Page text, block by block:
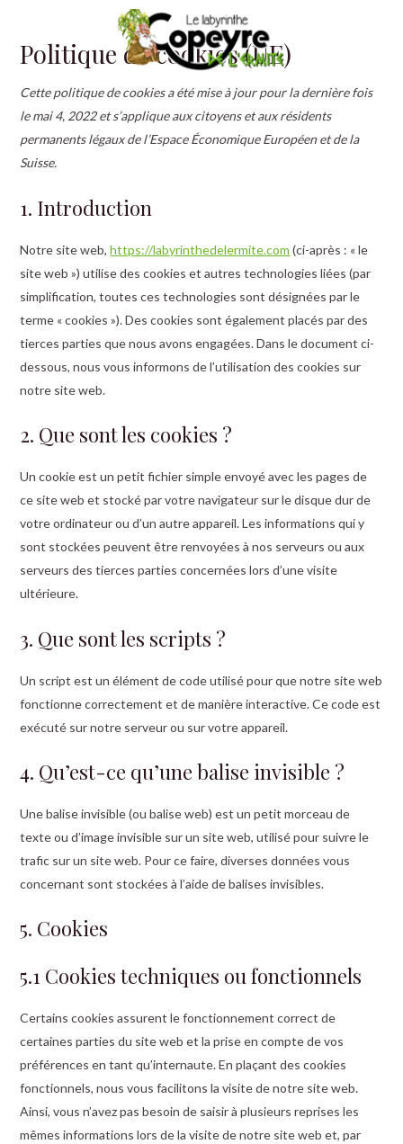
contenu
Politique de cookies (UE)
Cette politique de cookies a été mise à jour pour la dernière fois
le mai 4, 2022 et s’applique aux citoyens et aux résidents
permanents légaux de l’Espace Économique Européen et de la
Suisse.
1. Introduction
Notre site web,https://labyrinthedelermite.com (ci-après : « le
site web ») utilise des cookies et autres technologies liées (par
simplification, toutes ces technologies sont désignées par le
terme « cookies »). Des cookies sont également placés par des
tierces parties que nous avons engagées. Dans le document ci-
dessous, nous vous informons de l’utilisation des cookies sur
notre site web.
2. Que sont les cookies ?
Un cookie est un petit fichier simple envoyé avec les pages de
ce site web et stocké par votre navigateur sur le disque dur de
votre ordinateur ou d’un autre appareil. Les informations qui y
sont stockées peuvent être renvoyées à nos serveurs ou aux
serveurs des tierces parties concernées lors d’une visite
ultérieure.
3. Que sont les scripts ?
Un script est un élément de code utilisé pour que notre site web
fonctionne correctement et de manière interactive. Ce code est
exécuté sur notre serveur ou sur votre appareil.
4. Qu’est-ce qu’une balise invisible ?
Une balise invisible (ou balise web) est un petit morceau de
texte ou d’image invisible sur un site web, utilisé pour suivre le
trafic sur un site web. Pour ce faire, diverses données vous
concernant sont stockées à l’aide de balises invisibles.
5. Cookies
5.1 Cookies techniques ou fonctionnels
Certains cookies assurent le fonctionnement correct de
certaines parties du site web et la prise en compte de vos
préférences en tant qu’internaute. En plaçant des cookies
fonctionnels, nous vous facilitons la visite de notre site web.
Ainsi, vous n’avez pas besoin de saisir à plusieurs reprises les
mêmes informations lors de la visite de notre site web et, par